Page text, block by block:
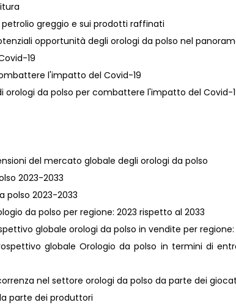
petrolio greggio e sui prodotti raffinati
opportunità degli orologi da polso nel
19
l'impatto del Covid-19
orologi da polso per combattere l'impatto del Covid-
del mercato globale degli orologi da polso
2023-2033
polso 2023-2033
da polso per regione: 2023 rispetto al 2033
globale orologi da polso in vendite per
globale Orologio da polso in termini di
nel settore orologi da polso da parte dei
parte dei produttori